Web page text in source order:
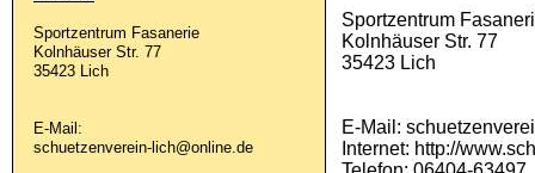
Sportzentrum
Kolnhäuser Str. 77
35423 Lich
E-Mail:
Internet: http://
Sportzentrum Fasanerie
Kolnhäuser Str. 77
35423 Lich
E-Mail:
schuetzenverein- lich@online.de